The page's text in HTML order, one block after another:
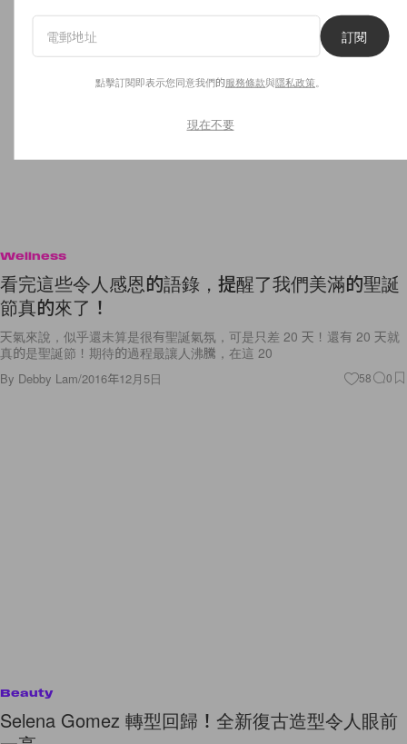
Wellness
看完這些令人感恩的語錄，提醒了我們美滿的聖誕
節真的來了！
天氣來說，似乎還未算是很有聖誕氣氛，可是只差 20 天！還有 20 天就
真的是聖誕節！期待的過程最讓人沸騰，在這 20
By Debby Lam/2016年12月5日 58 0
Beauty
Selena Gomez 轉型回歸！全新復古造型令人眼前
訂閱
點擊訂閱即表示您同意我們的服務條款與隱私政策
現在不要